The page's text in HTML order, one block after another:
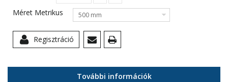
Méret Metrikus
500 mm
Regisztráció
További információk